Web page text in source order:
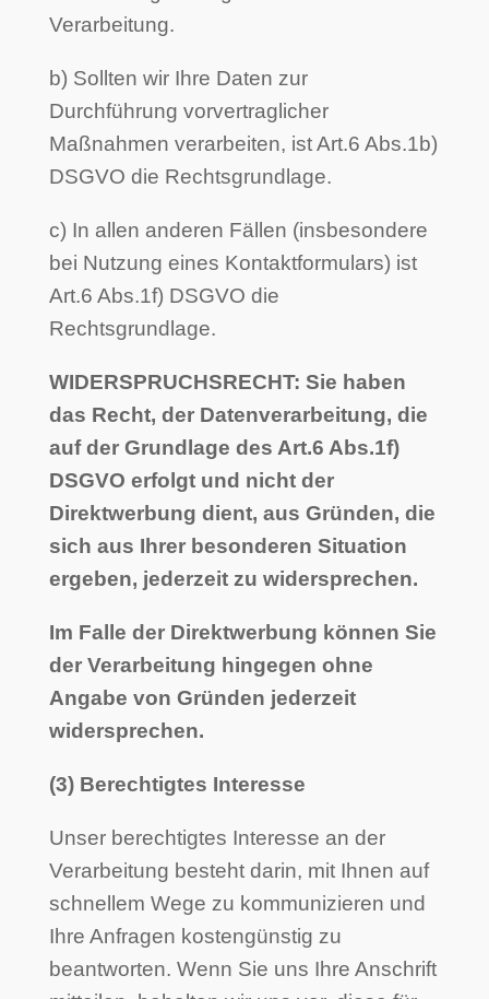
Verarbeitung.
b) Sollten wir Ihre Daten zur
Durchführung vorvertraglicher
Maßnahmen verarbeiten, ist Art.6 Abs.1b)
DSGVO die Rechtsgrundlage.
c) In allen anderen Fällen (insbesondere
bei Nutzung eines Kontaktformulars) ist
Art.6 Abs.1f) DSGVO die
Rechtsgrundlage.
WIDERSPRUCHSRECHT: Sie haben
das Recht, der Datenverarbeitung, die
auf der Grundlage des Art.6 Abs.1f)
DSGVO erfolgt und nicht der
Direktwerbung dient, aus Gründen, die
sich aus Ihrer besonderen Situation
ergeben, jederzeit zu widersprechen.
Im Falle der Direktwerbung können Sie
der Verarbeitung hingegen ohne
Angabe von Gründen jederzeit
widersprechen.
(3) Berechtigtes Interesse
Unser berechtigtes Interesse an der
Verarbeitung besteht darin, mit Ihnen auf
schnellem Wege zu kommunizieren und
Ihre Anfragen kostengünstig zu
beantworten. Wenn Sie uns Ihre Anschrift